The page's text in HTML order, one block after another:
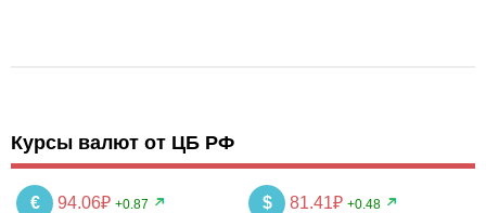
Курсы валют от ЦБ РФ
€ 94.06₽ +0.87 $ 81.41₽ +0.48